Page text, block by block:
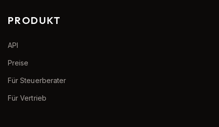
PRODUKT
API
Preise
Für Steuerberater
Für Vertrieb